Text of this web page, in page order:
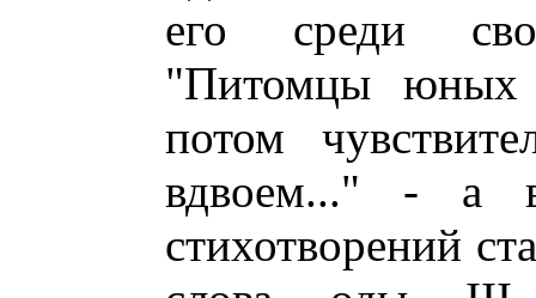
его среди
"Питомцы юных
потом
вдвоем..." - а
стихотворений